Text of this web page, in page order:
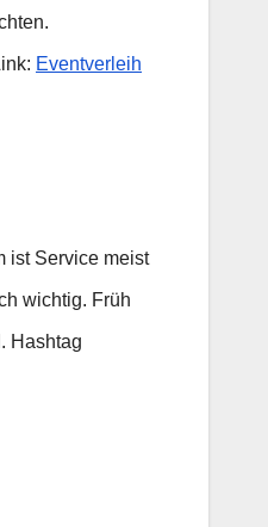
Eventverleih
ist Service meist
wichtig. Früh
Hashtag